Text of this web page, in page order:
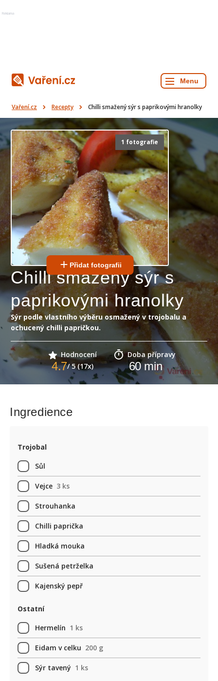
Reklama
Vaření.cz Recepty Chilli smažený sýr s paprikovými hranolky
1 fotografie
Přidat fotografii
Chilli smažený sýr s
paprikovými hranolky
Sýr podle vlastního výběru osmažený v trojobalu a
ochucený chilli papričkou.
Hodnocení
4.7/ 5 (17x)
Doba přípravy
60min
Ingredience
Trojobal
Sůl
Vejce 3 ks
Strouhanka
Chilli paprička
Hladká mouka
Sušená petrželka
Kajenský pepř
Ostatní
Hermelín 1 ks
Eidam v celku 200 g
Sýr tavený 1 ks